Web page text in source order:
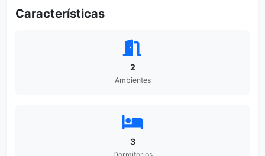
Características
2
Ambientes
3